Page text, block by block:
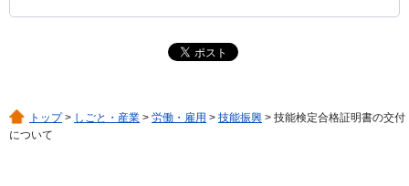
トップ> しごと・産業 > 労働・雇用 > 技能振興 > 技能検定合格証明書の交付
について